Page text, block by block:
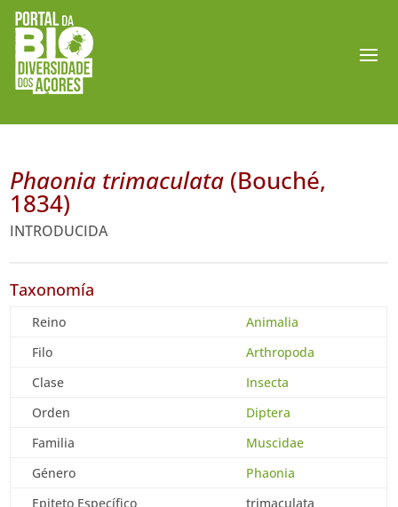
Phaonia trimaculata (Bouché,
1834)
INTRODUCIDA
Taxonomía
Reino
Animalia
Filo
Arthropoda
Clase
Insecta
Orden
Diptera
Familia
Muscidae
Género
Phaonia
Epiteto Específico
trimaculata